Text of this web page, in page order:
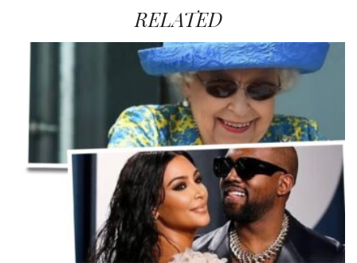
RELATED